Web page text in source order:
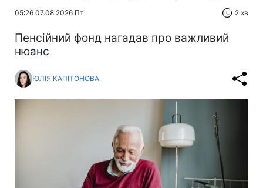
05:26 07.08.2026 Пт 2 хв
Пенсійний фонд нагадав про важливий
нюанс
ЮЛІЯ КАПІТОНОВА